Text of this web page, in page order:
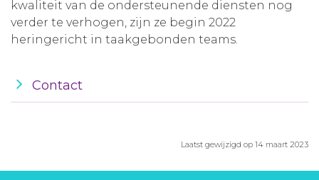
kwaliteit van de ondersteunende diensten nog
verder te verhogen, zijn ze begin 2022
heringericht in taakgebonden teams.
Contact
Laatst gewijzigd op 14 maart 2023